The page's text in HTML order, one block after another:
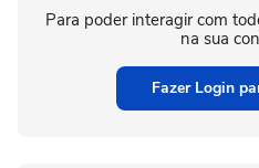
Para poder interagir com
na sua
Fazer Login